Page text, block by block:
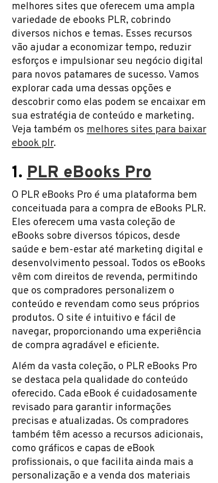
melhores sites que oferecem uma ampla
variedade de ebooks PLR, cobrindo
diversos nichos e temas. Esses recursos
vão ajudar a economizar tempo, reduzir
esforços e impulsionar seu negócio digital
para novos patamares de sucesso. Vamos
explorar cada uma dessas opções e
descobrir como elas podem se encaixar em
sua estratégia de conteúdo e marketing.
Veja também os melhores sites para baixar
ebook plr.
1. PLR eBooks Pro
O PLR eBooks Pro é uma plataforma bem
conceituada para a compra de eBooks PLR.
Eles oferecem uma vasta coleção de
eBooks sobre diversos tópicos, desde
saúde e bem-estar até marketing digital e
desenvolvimento pessoal. Todos os eBooks
vêm com direitos de revenda, permitindo
que os compradores personalizem o
conteúdo e revendam como seus próprios
produtos. O site é intuitivo e fácil de
navegar, proporcionando uma experiência
de compra agradável e eficiente.
Além da vasta coleção, o PLR eBooks Pro
se destaca pela qualidade do conteúdo
oferecido. Cada eBook é cuidadosamente
revisado para garantir informações
precisas e atualizadas. Os compradores
também têm acesso a recursos adicionais,
como gráficos e capas de eBook
profissionais, o que facilita ainda mais a
personalização e a venda dos materiais